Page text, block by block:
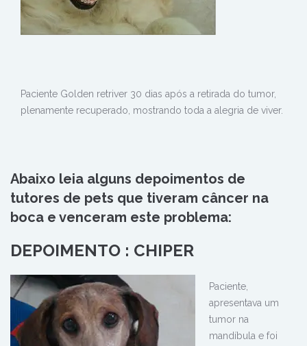
Paciente Golden retriver 30 dias após a retirada do tumor,
plenamente recuperado, mostrando toda a alegria de viver.
Abaixo leia alguns depoimentos de
tutores de pets que tiveram câncer na
boca e venceram este problema:
DEPOIMENTO : CHIPER
Paciente,
apresentava um
tumor na
mandíbula e foi